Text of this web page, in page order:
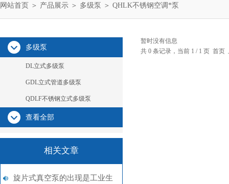
网站首页 ＞ 产品展示 ＞ 多级泵 ＞ QHLK不锈钢空调*泵
多级泵
DL立式多级泵
GDL立式管道多级泵
QDLF不锈钢立式多级泵
查看全部
相关文章
旋片式真空泵的出现是工业生
暂时没有信息
共 0 条记录，当前 1 / 1 页 首